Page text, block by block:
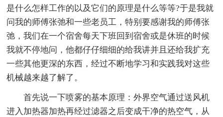
是什么怎样工作的以及它们的原理是什么等等?于是我就
问我的师傅张弛和一些老员工，特别要感谢我的师傅张
弛，我们在一个宿舍每天下班回到宿舍或是休班的时候
我就不停地问，他都仔仔细细的给我讲并且还给我扩充
一些其他更深的东西，经过不断地学习和实践我对这些
机械越来越了解了。
首先说一下喷雾的基本原理：外界空气通过送风机
进入加热器加热再经过滤器之后变成干净的热空气，从